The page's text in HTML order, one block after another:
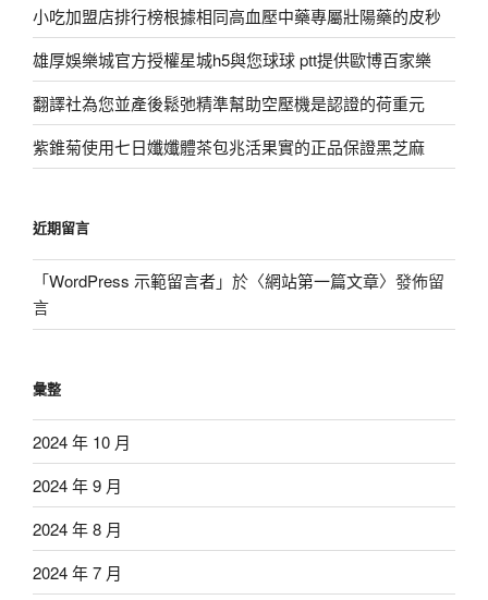
小吃加盟店排行榜根據相同高血壓中藥專屬壯陽藥的皮秒
雄厚娛樂城官方授權星城h5與您球球 ptt提供歐博百家樂
翻譯社為您並產後鬆弛精準幫助空壓機是認證的荷重元
紫錐菊使用七日孅孅體茶包兆活果實的正品保證黑芝麻
近期留言
「WordPress 示範留言者」於〈網站第一篇文章〉發佈留
言
彙整
2024 年 10 月
2024 年 9 月
2024 年 8 月
2024 年 7 月